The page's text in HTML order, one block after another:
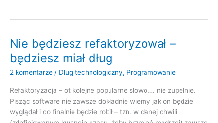
technologiczny
Nie będziesz refaktoryzował –
będziesz miał dług
2 komentarze / Dług technologiczny, Programowanie
Refaktoryzacja – ot kolejne popularne słowo…. nie zupełnie.
Pisząc software nie zawsze dokładnie wiemy jak on będzie
wyglądał i co finalnie będzie robił – tzn. w danej chwili